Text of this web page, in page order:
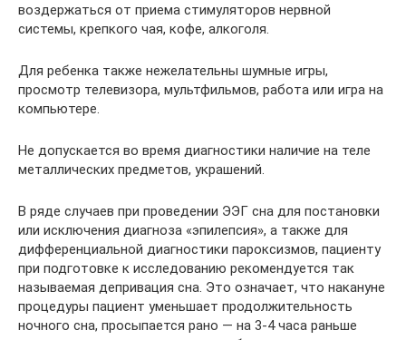
воздержаться от приема стимуляторов нервной
системы, крепкого чая, кофе, алкоголя.
Для ребенка также нежелательны шумные игры,
просмотр телевизора, мультфильмов, работа или игра на
компьютере.
Не допускается во время диагностики наличие на теле
металлических предметов, украшений.
В ряде случаев при проведении ЭЭГ сна для постановки
или исключения диагноза «эпилепсия», а также для
дифференциальной диагностики пароксизмов, пациенту
при подготовке к исследованию рекомендуется так
называемая депривация сна. Это означает, что накануне
процедуры пациент уменьшает продолжительность
ночного сна, просыпается рано — на 3-4 часа раньше